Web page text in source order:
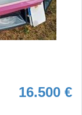
16.500 €